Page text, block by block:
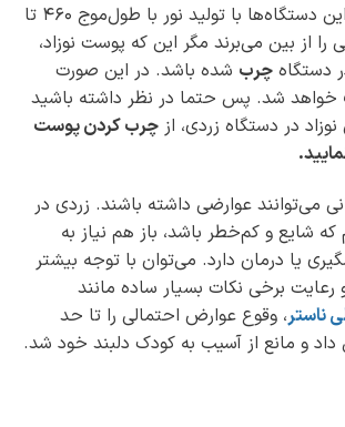
از لحاظ طول‌موج، این دستگاه‌ها با تولید نور با طول‌موج 460 تا
را از بین می‌برند مگر این که پوست نوزاد،
دستگاه چرب شده باشد. در این صورت
خواهد شد. پس حتما در نظر داشته باشید
در دستگاه زردی، از چرب کردن پوست
.
می‌توانند عوارضی داشته باشند. زردی در
شایع و کم‌خطر باشد، باز هم نیاز به
یا درمان دارد. می‌توان با توجه بیشتر
رعایت برخی نکات بسیار ساده مانند
ناستر، وقوع عوارض احتمالی را تا حد
و مانع از آسیب به کودک دلبند خود شد.